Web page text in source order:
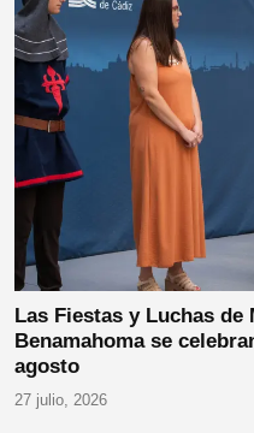
Las Fiestas y Luchas
Benamahoma se
agosto
27 julio, 2026